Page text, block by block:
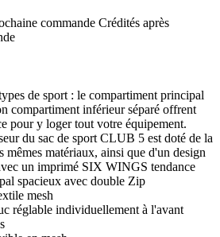
commande Crédités après
de sport : le compartiment principal
compartiment inférieur séparé offrent
pour y loger tout votre équipement.
du sac de sport CLUB 5 est doté de la
mêmes matériaux, ainsi que d'un design
un imprimé SIX WINGS tendance
spacieux avec double Zip
mesh
réglable individuellement à l'avant